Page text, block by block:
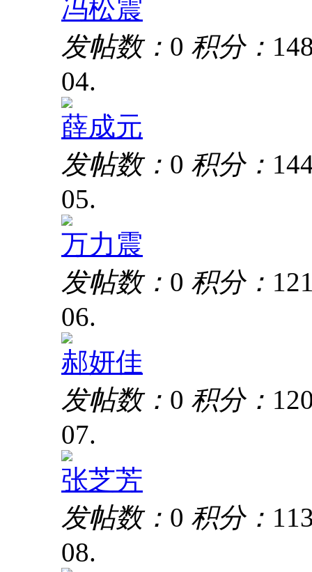
冯松震
发帖数： 0 积分：
04.
薛成元
发帖数： 0 积分：
05.
万力震
发帖数： 0 积分：
06.
郝妍佳
发帖数： 0 积分：
07.
张芝芳
发帖数： 0 积分：
08.